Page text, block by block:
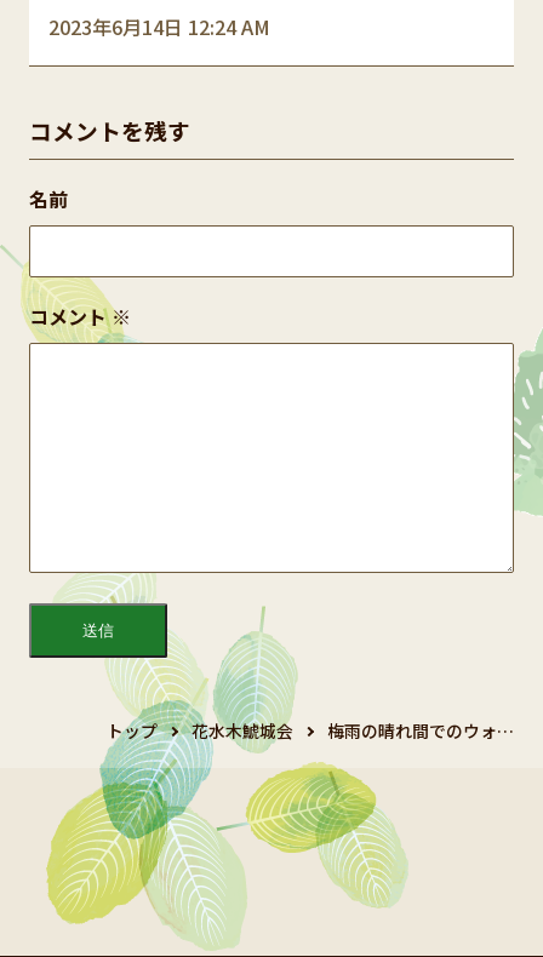
2023年6月14日 12:24 AM
コメントを残す
コメント※
名前
トップ 花水木鯱城会 梅雨の晴れ間でのウォ…